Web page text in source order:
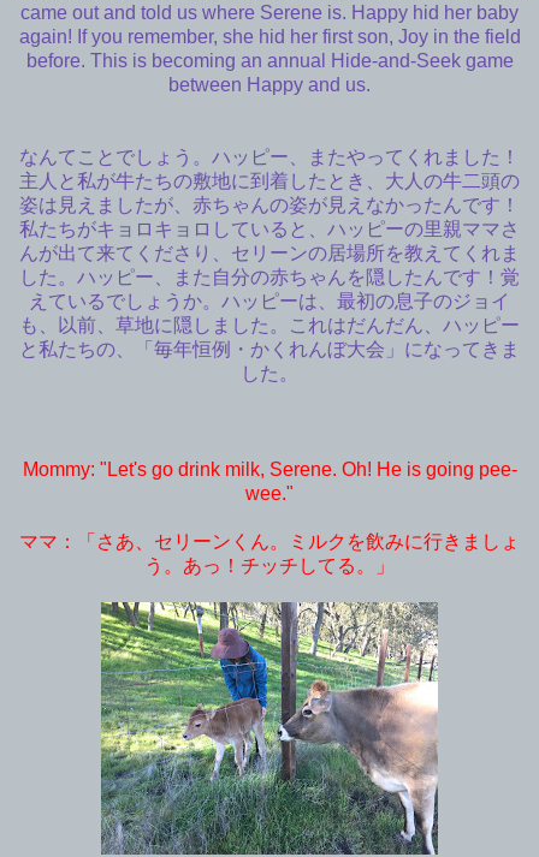
came out and told us where Serene is. Happy hid her baby
again! If you remember, she hid her first son, Joy in the field
before. This is becoming an annual Hide-and-Seek game
between Happy and us.
なんてことでしょう。ハッピー、またやってくれました！
主人と私が牛たちの敷地に到着したとき、大人の牛二頭の
姿は見えましたが、赤ちゃんの姿が見えなかったんです！
私たちがキョロキョロしていると、ハッピーの里親ママさ
んが出て来てくださり、セリーンの居場所を教えてくれま
した。ハッピー、また自分の赤ちゃんを隠したんです！覚
えているでしょうか。ハッピーは、最初の息子のジョイ
も、以前、草地に隠しました。これはだんだん、ハッピー
と私たちの、「毎年恒例・かくれんぼ大会」になってきま
した。
Mommy: "Let's go drink milk, Serene. Oh! He is going pee-
wee."
ママ：「さあ、セリーンくん。ミルクを飲みに行きましょ
う。あっ！チッチしてる。」